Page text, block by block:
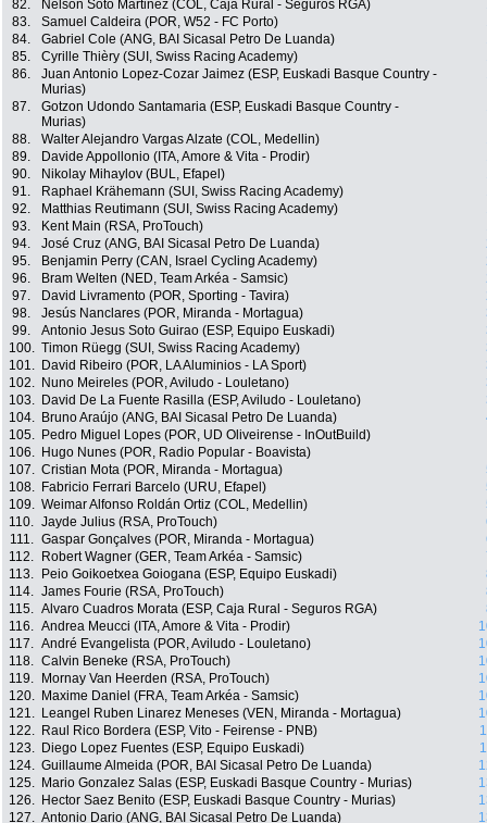
82.
Nelson Soto Martinez (COL, Caja Rural - Seguros RGA)
83.
Samuel Caldeira (POR, W52 - FC Porto)
84.
Gabriel Cole (ANG, BAI Sicasal Petro De Luanda)
85.
Cyrille Thièry (SUI, Swiss Racing Academy)
86.
Juan Antonio Lopez-Cozar Jaimez (ESP, Euskadi Basque Country -
Murias)
87.
Gotzon Udondo Santamaria (ESP, Euskadi Basque Country -
Murias)
88. Walter Alejandro Vargas Alzate (COL, Medellin)
89.
Davide Appollonio (ITA, Amore & Vita - Prodir)
90.
Nikolay Mihaylov (BUL, Efapel)
91.
Raphael Krähemann (SUI, Swiss Racing Academy)
92.
Matthias Reutimann (SUI, Swiss Racing Academy)
93.
Kent Main (RSA, ProTouch)
94.
José Cruz (ANG, BAI Sicasal Petro De Luanda)
95.
Benjamin Perry (CAN, Israel Cycling Academy)
96.
Bram Welten (NED, Team Arkéa - Samsic)
97.
David Livramento (POR, Sporting - Tavira)
98.
Jesús Nanclares (POR, Miranda - Mortagua)
99.
Antonio Jesus Soto Guirao (ESP, Equipo Euskadi)
100. Timon Rüegg (SUI, Swiss Racing Academy)
101.
David Ribeiro (POR, LA Aluminios - LA Sport)
102.
Nuno Meireles (POR, Aviludo - Louletano)
103.
David De La Fuente Rasilla (ESP, Aviludo - Louletano)
104.
Bruno Araújo (ANG, BAI Sicasal Petro De Luanda)
105.
Pedro Miguel Lopes (POR, UD Oliveirense - InOutBuild)
106.
Hugo Nunes (POR, Radio Popular - Boavista)
107. Cristian Mota (POR, Miranda - Mortagua)
108.
Fabricio Ferrari Barcelo (URU, Efapel)
109. Weimar Alfonso Roldán Ortiz (COL, Medellin)
110. Jayde Julius (RSA, ProTouch)
111. Gaspar Gonçalves (POR, Miranda - Mortagua)
112.
Robert Wagner (GER, Team Arkéa - Samsic)
113.
Peio Goikoetxea Goiogana (ESP, Equipo Euskadi)
114. James Fourie (RSA, ProTouch)
115. Alvaro Cuadros Morata (ESP, Caja Rural - Seguros RGA)
116. Andrea Meucci (ITA, Amore & Vita - Prodir)
117. André Evangelista (POR, Aviludo - Louletano)
118. Calvin Beneke (RSA, ProTouch)
119.
Mornay Van Heerden (RSA, ProTouch)
120.
Maxime Daniel (FRA, Team Arkéa - Samsic)
121.
Leangel Ruben Linarez Meneses (VEN, Miranda - Mortagua)
122.
Raul Rico Bordera (ESP, Vito - Feirense - PNB)
123.
Diego Lopez Fuentes (ESP, Equipo Euskadi)
124. Guillaume Almeida (POR, BAI Sicasal Petro De Luanda)
125.
Mario Gonzalez Salas (ESP, Euskadi Basque Country - Murias)
126.
Hector Saez Benito (ESP, Euskadi Basque Country - Murias)
127. Antonio Dario (ANG, BAI Sicasal Petro De Luanda)